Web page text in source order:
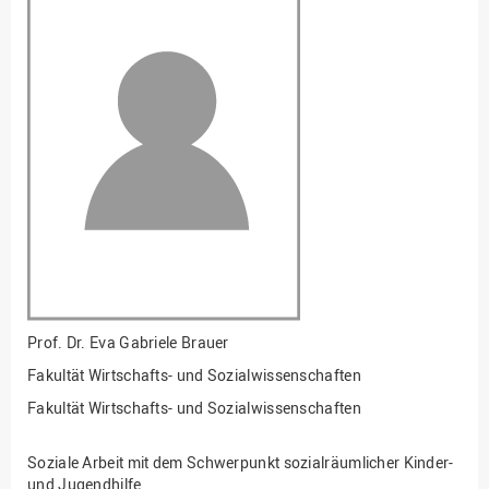
und Informatik
Fakultät Management,
Kultur und Technik
Fakultät Wirtschafts- und
Sozialwissenschaften
Finanzen
Gesellschaftliches
Hochschulplanung/-
Prof. Dr. Eva Gabriele Brauer
Fakultät Wirtschafts- und Sozialwissenschaften
Fakultät Wirtschafts- und Sozialwissenschaften
Soziale Arbeit mit dem Schwerpunkt sozialräumlicher Kinder-
und Jugendhilfe